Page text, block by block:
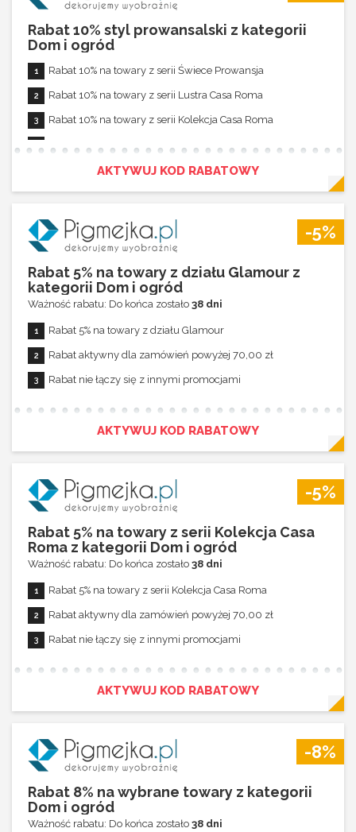
Rabat 20% na towary z działu Orient
Rabat 20% na towary z działu Moto Dreams
Rabat 20% na towary z działu Z bronią
Rabat 20% na towary z działu Abstrakcje
Rabat aktywny dla zamówień powyżej 100,00 zł
Rabat nie łączy się z innymi promocjami
Rabat 10% styl prowansalski z kategorii
Dom i ogród
Rabat 10% na towary z serii Świece Prowansja
Rabat 10% na towary z serii Lustra Casa Roma
Rabat 10% na towary z serii Kolekcja Casa Roma
Rabat aktywny dla zamówień powyżej 100,00 zł
Rabat nie łączy się z innymi promocjami
AKTYWUJ KOD RABATOWY
-5%
Rabat 5% na towary z działu Glamour z
kategorii Dom i ogród
Ważność rabatu: Do końca zostało 38 dni
Rabat 5% na towary z działu Glamour
Rabat aktywny dla zamówień powyżej 70,00 zł
Rabat nie łączy się z innymi promocjami
AKTYWUJ KOD RABATOWY
-5%
Rabat 5% na towary z serii Kolekcja Casa
Roma z kategorii Dom i ogród
Ważność rabatu: Do końca zostało 38 dni
Rabat 5% na towary z serii Kolekcja Casa Roma
Rabat aktywny dla zamówień powyżej 70,00 zł
Rabat nie łączy się z innymi promocjami
AKTYWUJ KOD RABATOWY
-8%
Rabat 8% na wybrane towary z kategorii
Dom i ogród
Ważność rabatu: Do końca zostało 38 dni